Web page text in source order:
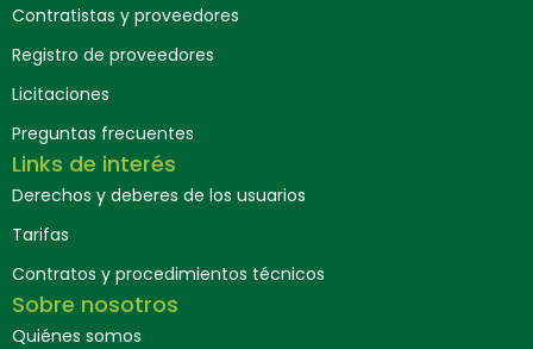
Contratistas y proveedores
Registro de proveedores
Licitaciones
Preguntas frecuentes
Links de interés
Derechos y deberes de los usuarios
Tarifas
Contratos y procedimientos técnicos
Sobre nosotros
Quiénes somos